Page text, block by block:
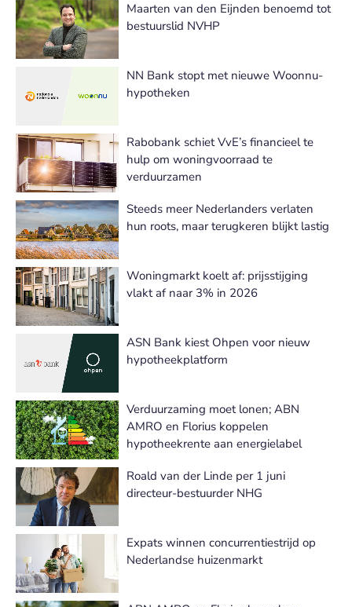
Maarten van den Eijnden benoemd tot
bestuurslid NVHP
NN Bank stopt met nieuwe Woonnu-
hypotheken
Rabobank schiet VvE’s financieel te
hulp om woningvoorraad te
verduurzamen
Steeds meer Nederlanders verlaten
hun roots, maar terugkeren blijkt lastig
Woningmarkt koelt af: prijsstijging
vlakt af naar 3% in 2026
ASN Bank kiest Ohpen voor nieuw
hypotheekplatform
Verduurzaming moet lonen; ABN
AMRO en Florius koppelen
hypotheekrente aan energielabel
Roald van der Linde per 1 juni
directeur-bestuurder NHG
Expats winnen concurrentiestrijd op
Nederlandse huizenmarkt